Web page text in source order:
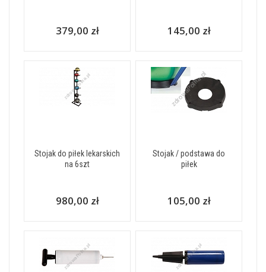
379,00 zł 145,00 zł
Stojak do piłek lekarskich
na 6szt
980,00 zł
Stojak / podstawa do
piłek
105,00 zł